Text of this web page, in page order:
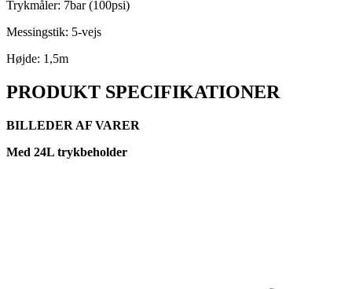
Trykmåler: 7bar (100psi)
Messingstik: 5-vejs
Højde: 1,5m
PRODUKT SPECIFIKATIONER
BILLEDER AF VARER
Med 24L trykbeholder